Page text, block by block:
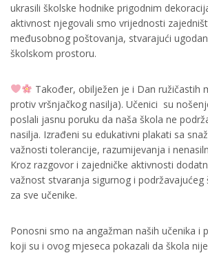
ukrasili školske hodnike prigodnim
aktivnost njegovali smo vrijednosti
međusobnog poštovanja, stvarajući
školskom prostoru.
Također, obilježen je i Dan ružičastih
protiv vršnjačkog nasilja). Učenici su
poslali jasnu poruku da naša škola ne
nasilja. Izrađeni su edukativni plakati sa
važnosti tolerancije, razumijevanja i
Kroz razgovor i zajedničke aktivnosti
važnost stvaranja sigurnog i podržavajućeg
za sve učenike.
Ponosni smo na angažman naših učenika i
koji su i ovog mjeseca pokazali da škola